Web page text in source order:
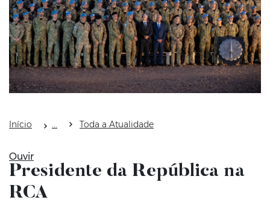
Início Toda a Atualidade
Ouvir
Presidente da República na
RCA